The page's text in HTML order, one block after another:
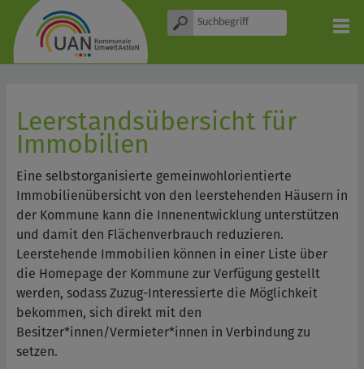
Leerstandsübersicht für
Immobilien
Eine selbstorganisierte gemeinwohlorientierte
Immobilienübersicht von den leerstehenden Häusern in
der Kommune kann die Innenentwicklung unterstützen
und damit den Flächenverbrauch reduzieren.
Leerstehende Immobilien können in einer Liste über
die Homepage der Kommune zur Verfügung gestellt
werden, sodass Zuzug-Interessierte die Möglichkeit
bekommen, sich direkt mit den
Besitzer*innen/Vermieter*innen in Verbindung zu
setzen.